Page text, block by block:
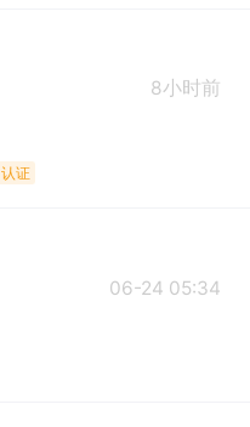
8小时前
认证
06-24 05:34